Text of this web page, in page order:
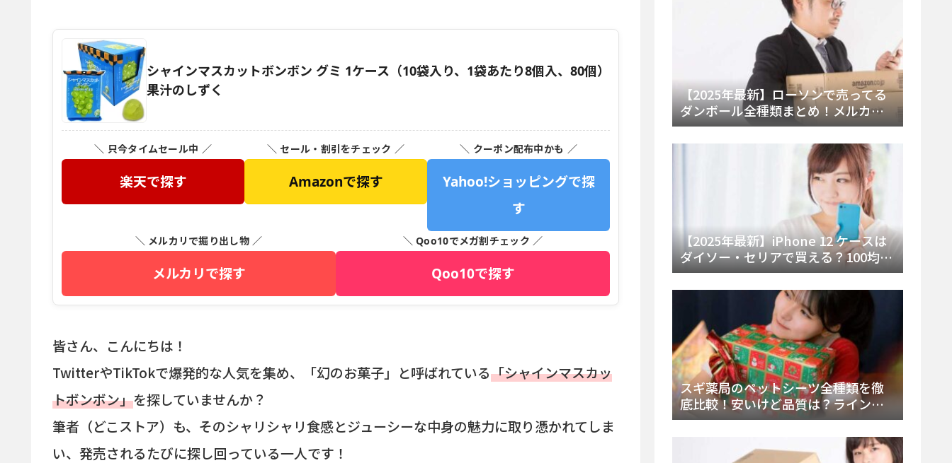
シャインマスカットボンボン グミ 1ケース（10袋入り、1袋あたり8個入、80個）
果汁のしずく
＼ 只今タイムセール中 ／
楽天で探す
＼ セール・割引をチェック ／
Amazonで探す
＼ クーポン配布中かも ／
Yahoo!ショッピングで探
す
＼ メルカリで掘り出し物 ／
メルカリで探す
＼ Qoo10でメガ割チェック ／
Qoo10で探す
皆さん、こんにちは！
TwitterやTikTokで爆発的な人気を集め、「幻のお菓子」と呼ばれている「シャインマスカッ
トボンボン」を探していませんか？
筆者（どこストア）も、そのシャリシャリ食感とジューシーな中身の魅力に取り憑かれてしま
い、発売されるたびに探し回っている一人です！
【2025年最新】ローソンで売ってる
ダンボール全種類まとめ！メルカリ
便・ゆうパック対応サイズと価格を
徹底解説
【2025年最新】iPhone 12 ケースは
ダイソー・セリアで買える？100均の
在庫状況と失敗しない選び方を徹底
解説！
スギ薬局のペットシーツ全種類を徹
底比較！安いけど品質は？ラインナ
ップと販売店（Amazon・楽天含む）